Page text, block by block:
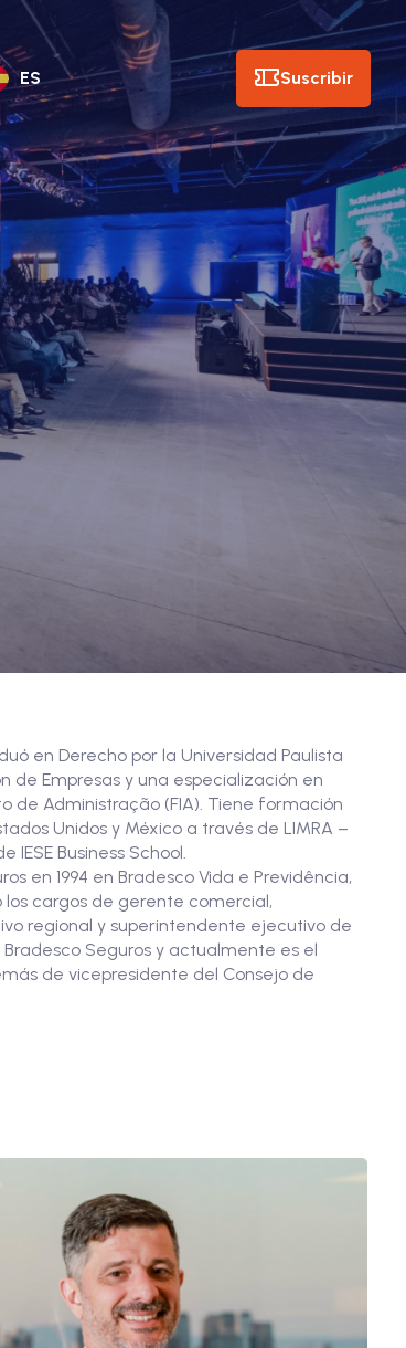
ES Suscribir
en Derecho por la Universidad Paulista
de Empresas y una especialización en
de Administração (FIA). Tiene formación
Unidos y México a través de LIMRA –
Business School.
en 1994 en Bradesco Vida e Previdência,
los cargos de gerente comercial,
regional y superintendente ejecutivo de
Seguros y actualmente es el
de vicepresidente del Consejo de